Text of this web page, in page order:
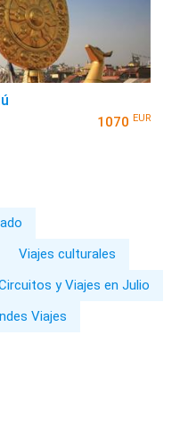
1070 EUR
Viajes culturales
y Viajes en Julio
Viajes